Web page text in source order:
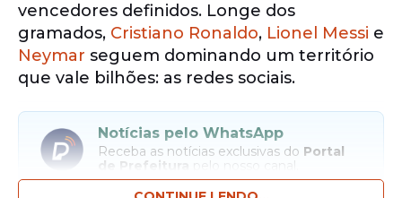
vencedores definidos. Longe dos
gramados, Cristiano Ronaldo, Lionel Messi e
Neymar seguem dominando um território
que vale bilhões: as redes sociais.
Notícias pelo WhatsApp
Receba as notícias exclusivas do Portal
de Prefeitura
pelo nosso canal.